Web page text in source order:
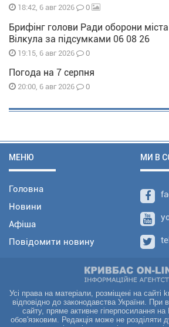
18:42, 6 авг 2026 0
Брифінг голови Ради оборони
Вілкула за підсумками 06 08 26
19:15, 6 авг 2026 0
Погода на 7 серпня
20:00, 6 авг 2026 0
МЕНЮ
Головна
Новини
Афіша
Повідомити новину
МИ В
Усі права на матеріали, розміщені на сайті
відповідно до законодавства України. При
сайту, пряме активне гіперпосилання на
обов'язковим. Редакція може не розділяти